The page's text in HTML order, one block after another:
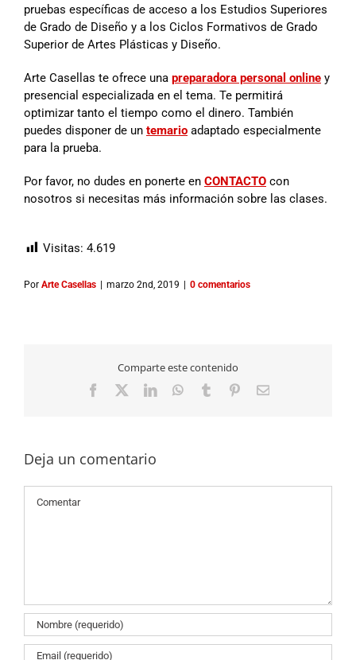
pruebas específicas de acceso a los Estudios Superiores
de Grado de Diseño y a los Ciclos Formativos de Grado
Superior de Artes Plásticas y Diseño.
Arte Casellas te ofrece una preparadora personal online y
presencial especializada en el tema. Te permitirá
optimizar tanto el tiempo como el dinero. También
puedes disponer de un temario adaptado especialmente
para la prueba.
Por favor, no dudes en ponerte en CONTACTO con
nosotros si necesitas más información sobre las clases.
Visitas: 4.619
Por Arte Casellas | marzo 2nd, 2019 | 0 comentarios
Comparte este contenido
Facebook LinkedInWhatsApp
TumblrPinterestCorreo
Deja un comentario